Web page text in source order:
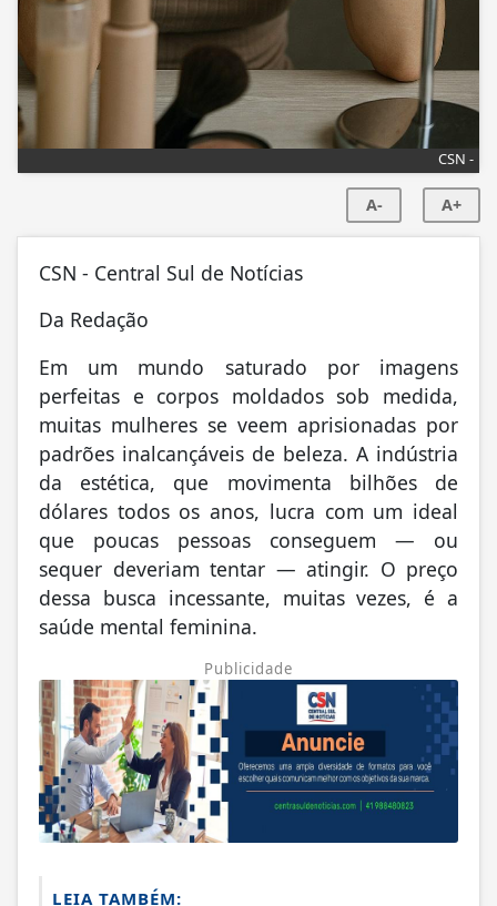
CSN -
A- A+
CSN - Central Sul de Notícias
Da Redação
Em um mundo saturado por imagens
perfeitas e corpos moldados sob medida,
muitas mulheres se veem aprisionadas por
padrões inalcançáveis de beleza. A indústria
da estética, que movimenta bilhões de
dólares todos os anos, lucra com um ideal
que poucas pessoas conseguem — ou
sequer deveriam tentar — atingir. O preço
dessa busca incessante, muitas vezes, é a
saúde mental feminina.
Publicidade
LEIA TAMBÉM: